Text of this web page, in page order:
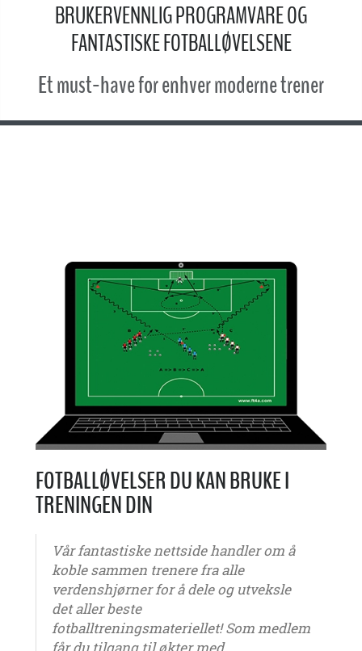
BRUKERVENNLIG PROGRAMVARE OG
FANTASTISKE FOTBALLØVELSENE
Et must-have for enhver moderne trener
FOTBALLØVELSER DU KAN BRUKE I
TRENINGEN DIN
Vår fantastiske nettside handler om å
koble sammen trenere fra alle
verdenshjørner for å dele og utveksle
det aller beste
fotballtreningsmateriellet! Som medlem
får du tilgang til økter med